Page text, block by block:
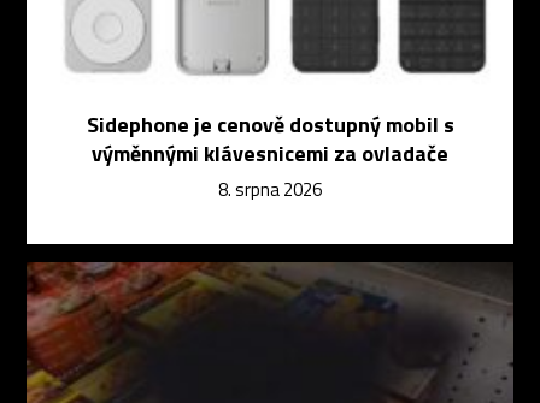
Sidephone je cenově dostupný mobil s
výměnnými klávesnicemi za ovladače
8. srpna 2026